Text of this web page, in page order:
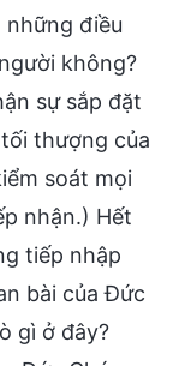
những điều
không?
sự sắp đặt
thượng của
soát mọi
nhận.) Hết
tiếp nhập
bài của Đức
gì ở đây?